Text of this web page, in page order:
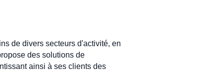
de divers secteurs d'activité, en
des solutions de
ainsi à ses clients des